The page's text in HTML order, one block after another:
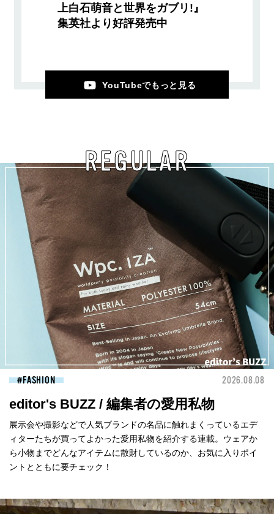
上白石萌音と世界をガブリ!』
集英社より好評発売中
YouTubeでもっと見る
REGULAR
FASHION 2026.08.08
editor's BUZZ / 編集者の愛用私物
展示会や撮影などで人気ブランドの名品に触れまくっているエデ
ィターたちが買ってよかった愛用私物を紹介する連載。ウェアか
ら小物までどんなアイテムに散財しているのか、お気に入りポイ
ントとともに要チェック！